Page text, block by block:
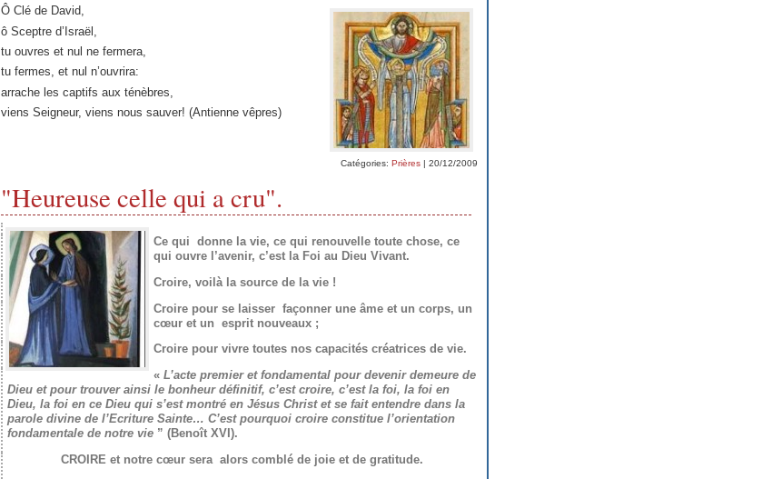
Ô Clé de David,
ô Sceptre d’Israël,
tu ouvres et nul ne fermera,
tu fermes, et nul n’ouvrira:
arrache les captifs aux ténèbres,
viens Seigneur, viens nous sauver! (Antienne vêpres)
Catégories: Prières| 20/12/2009
"Heureuse celle qui a cru".
Ce qui donne la vie, ce qui renouvelle toute chose, ce
qui ouvre l’avenir, c’est la Foi au Dieu Vivant.
Croire, voilà la source de la vie !
Croire pour se laisser façonner une âme et un corps, un
cœur et un esprit nouveaux ;
Croire pour vivre toutes nos capacités créatrices de vie.
« L’acte premier et fondamental pour devenir demeure de
Dieu et pour trouver ainsi le bonheur définitif, c’est croire, c’est la foi, la foi en
Dieu, la foi en ce Dieu qui s’est montré en Jésus Christ et se fait entendre dans la
parole divine de l’Ecriture Sainte… C’est pourquoi croire constitue l’orientation
fondamentale de notre vie ” (Benoît XVI).
CROIRE et notre cœur sera alors comblé de joie et de gratitude.